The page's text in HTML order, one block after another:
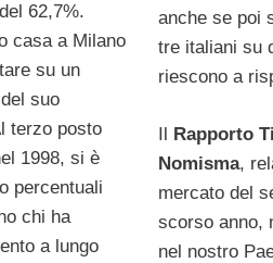
62,7%.
casa a Milano
su un
suo
terzo posto
1998, si è
percentuali
chi ha
a lungo
anche se poi
tre italiani su
riescono a
Il Rapporto
Nomisma,
mercato del
scorso anno,
nel nostro